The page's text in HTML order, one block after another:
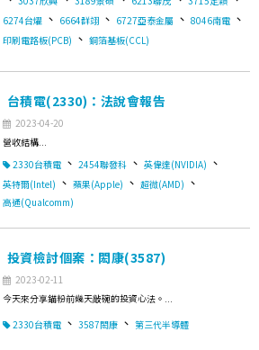
6274台燿 、 6664群翊 、 6727亞泰金屬 、 8046南電 、
印刷電路板(PCB) 、 銅箔基板(CCL)
台積電(2330)：法說會報告
2023-04-20
營收結構...
2330台積電 、 2454聯發科 、 英偉達(NVIDIA) 、
英特爾(Intel) 、 蘋果(Apple) 、 超微(AMD) 、
高通(Qualcomm)
投資檢討個案：閎康(3587)
2023-02-11
今天來分享錨粉前幾天敲碗的投資心法。...
2330台積電 、 3587閎康 、 第三代半導體